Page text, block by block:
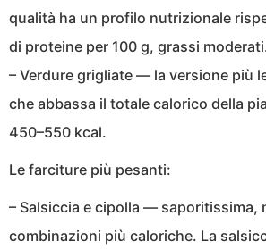
qualità ha un profilo nutrizionale
di proteine per 100 g, grassi
– Verdure grigliate — la versione più
che abbassa il totale calorico della
450–550 kcal.
Le farciture più pesanti:
– Salsiccia e cipolla — saporitissima,
combinazioni più caloriche. La